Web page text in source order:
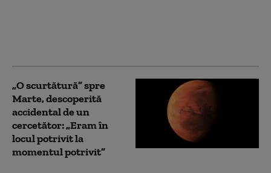
„O scurtătură” spre
Marte, descoperită
accidental de un
cercetător: „Eram în
locul potrivit la
momentul potrivit”